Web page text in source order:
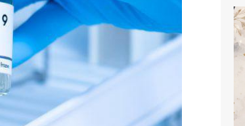
13:22 / 05-08-
ტყის